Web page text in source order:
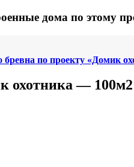
дома по этому
бревна по проекту «Домик
охотника —